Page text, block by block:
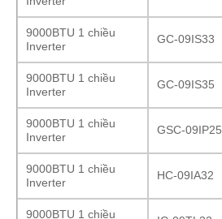
9000BTU 1 chiều
Inverter
GC-09IS33
9000BTU 1 chiều
Inverter
GC-09IS35
9000BTU 1 chiều
Inverter
GSC-09IP25
9000BTU 1 chiều
Inverter
HC-09IA32
9000BTU 1 chiều